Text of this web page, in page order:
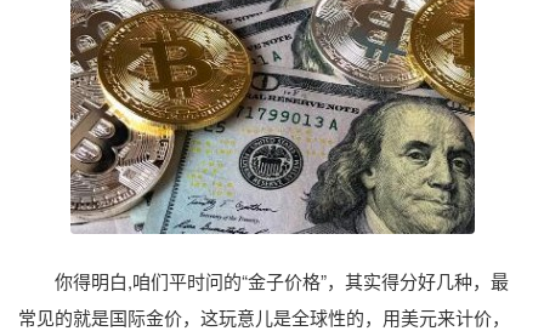
你得明白,咱们平时问的“金子价格”，其实得分好几种，最
常见的就是国际金价，这玩意儿是全球性的，用美元来计价，